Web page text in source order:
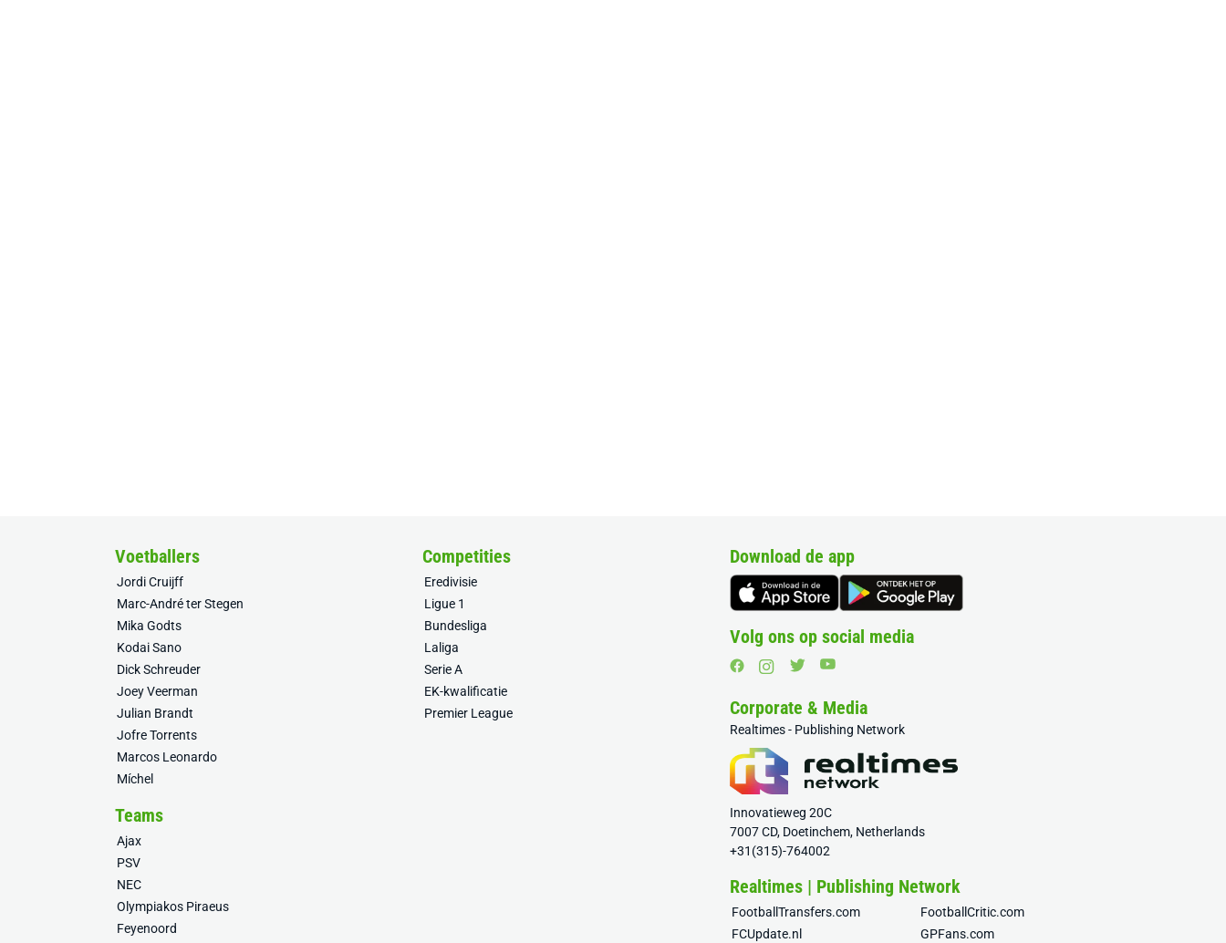
Voetballers
Jordi Cruijff
Marc-André ter Stegen
Mika Godts
Kodai Sano
Dick Schreuder
Joey Veerman
Julian Brandt
Jofre Torrents
Marcos Leonardo
Míchel
Competities
Eredivisie
Ligue 1
Bundesliga
Laliga
Serie A
EK-kwalificatie
Premier League
Teams
Ajax
PSV
NEC
Olympiakos Piraeus
Feyenoord
Download de app
Volg ons op social media
Corporate & Media
Realtimes - Publishing Network
Innovatieweg 20C
7007 CD, Doetinchem, Netherlands
+31(315)-764002
Realtimes | Publishing Network
FootballTransfers.com
FootballCritic.com
FCUpdate.nl
GPFans.com